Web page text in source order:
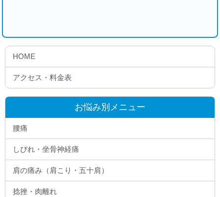
HOME
アクセス・料金表
お悩み別メニュー
腰痛
しびれ・坐骨神経痛
肩の痛み（肩こり・五十肩）
捻挫・肉離れ